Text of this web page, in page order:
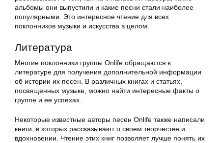
альбомы они выпустили и какие песни стали наиболее
популярными. Это интересное чтение для всех
поклонников музыки и искусства в целом.
Литература
Многие поклонники группы Onlife обращаются к
литературе для получения дополнительной информации
об истории их песен. В различных книгах и статьях,
посвященных музыке, можно найти интересные факты о
группе и ее успехах.
Некоторые известные авторы песен Onlife также написали
книги, в которых рассказывают о своем творчестве и
вдохновении. Чтение этих книг позволяет лучше понять их